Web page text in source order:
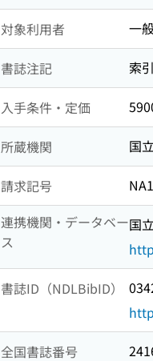
対象利用者 一
書誌注記 索
入手条件・定価
所蔵機関 国
請求記号
連携機関・データベー
ス
国
書誌ID（NDLBibID）
全国書誌番号